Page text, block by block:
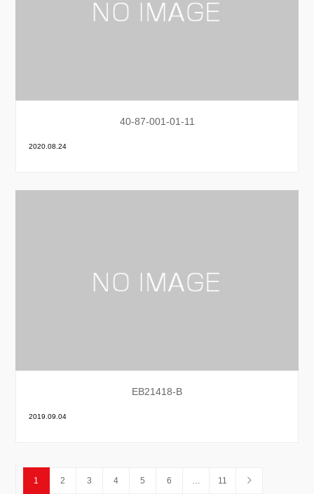
40-87-001-01-11
2020.08.24
EB21418-B
2019.09.04
1 2 3 4 5 6 11